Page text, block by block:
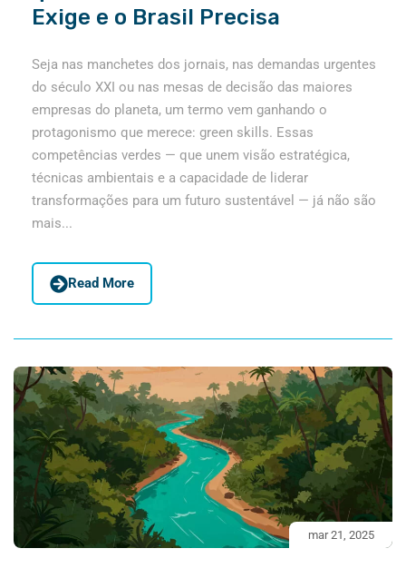
Exige e o Brasil Precisa
Seja nas manchetes dos jornais, nas demandas urgentes
do século XXI ou nas mesas de decisão das maiores
empresas do planeta, um termo vem ganhando o
protagonismo que merece: green skills. Essas
competências verdes — que unem visão estratégica,
técnicas ambientais e a capacidade de liderar
transformações para um futuro sustentável — já não são
mais...
Read More
mar 21, 2025